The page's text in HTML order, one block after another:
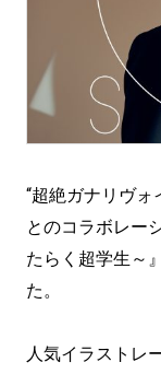
“超絶ガナリヴォ
とのコラボレー
たらく超学生～
た。
人気イラストレ